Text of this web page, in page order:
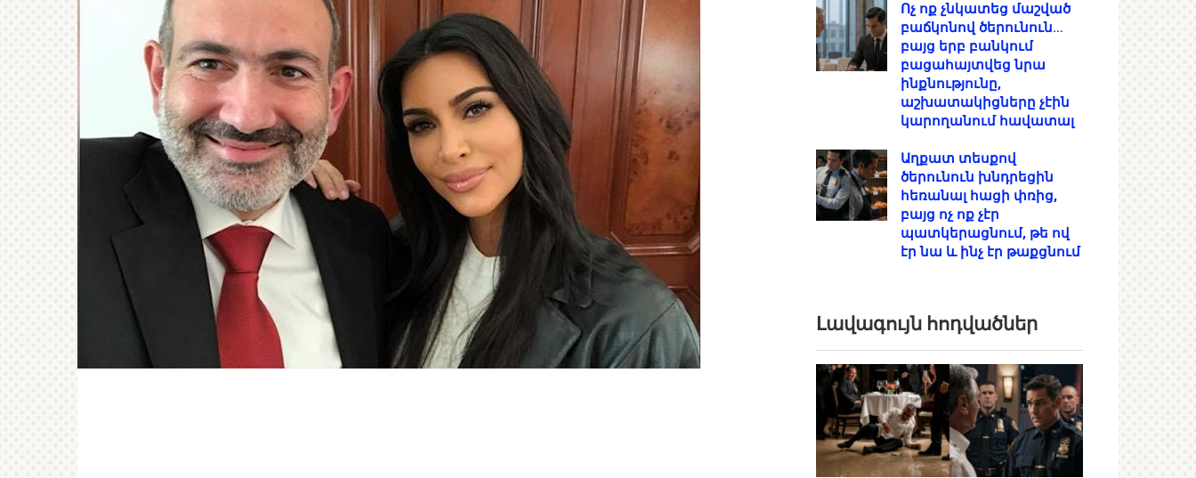
Ոչ ոք չնկատեց մաշված
բաճկոնով ծերունուն…
բայց երբ բանկում
բացահայտվեց նրա
ինքնությունը,
աշխատակիցները չէին
կարողանում հավատալ
Աղքատ տեսքով
ծերունուն խնդրեցին
հեռանալ հացի փռից,
բայց ոչ ոք չէր
պատկերացնում, թե ով
էր նա և ինչ էր թաքցնում
Լավագույն հոդվածներ